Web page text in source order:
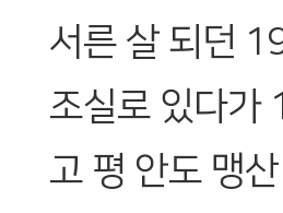
서른 살 되던
조실로 있다가
고 평 안도 맹